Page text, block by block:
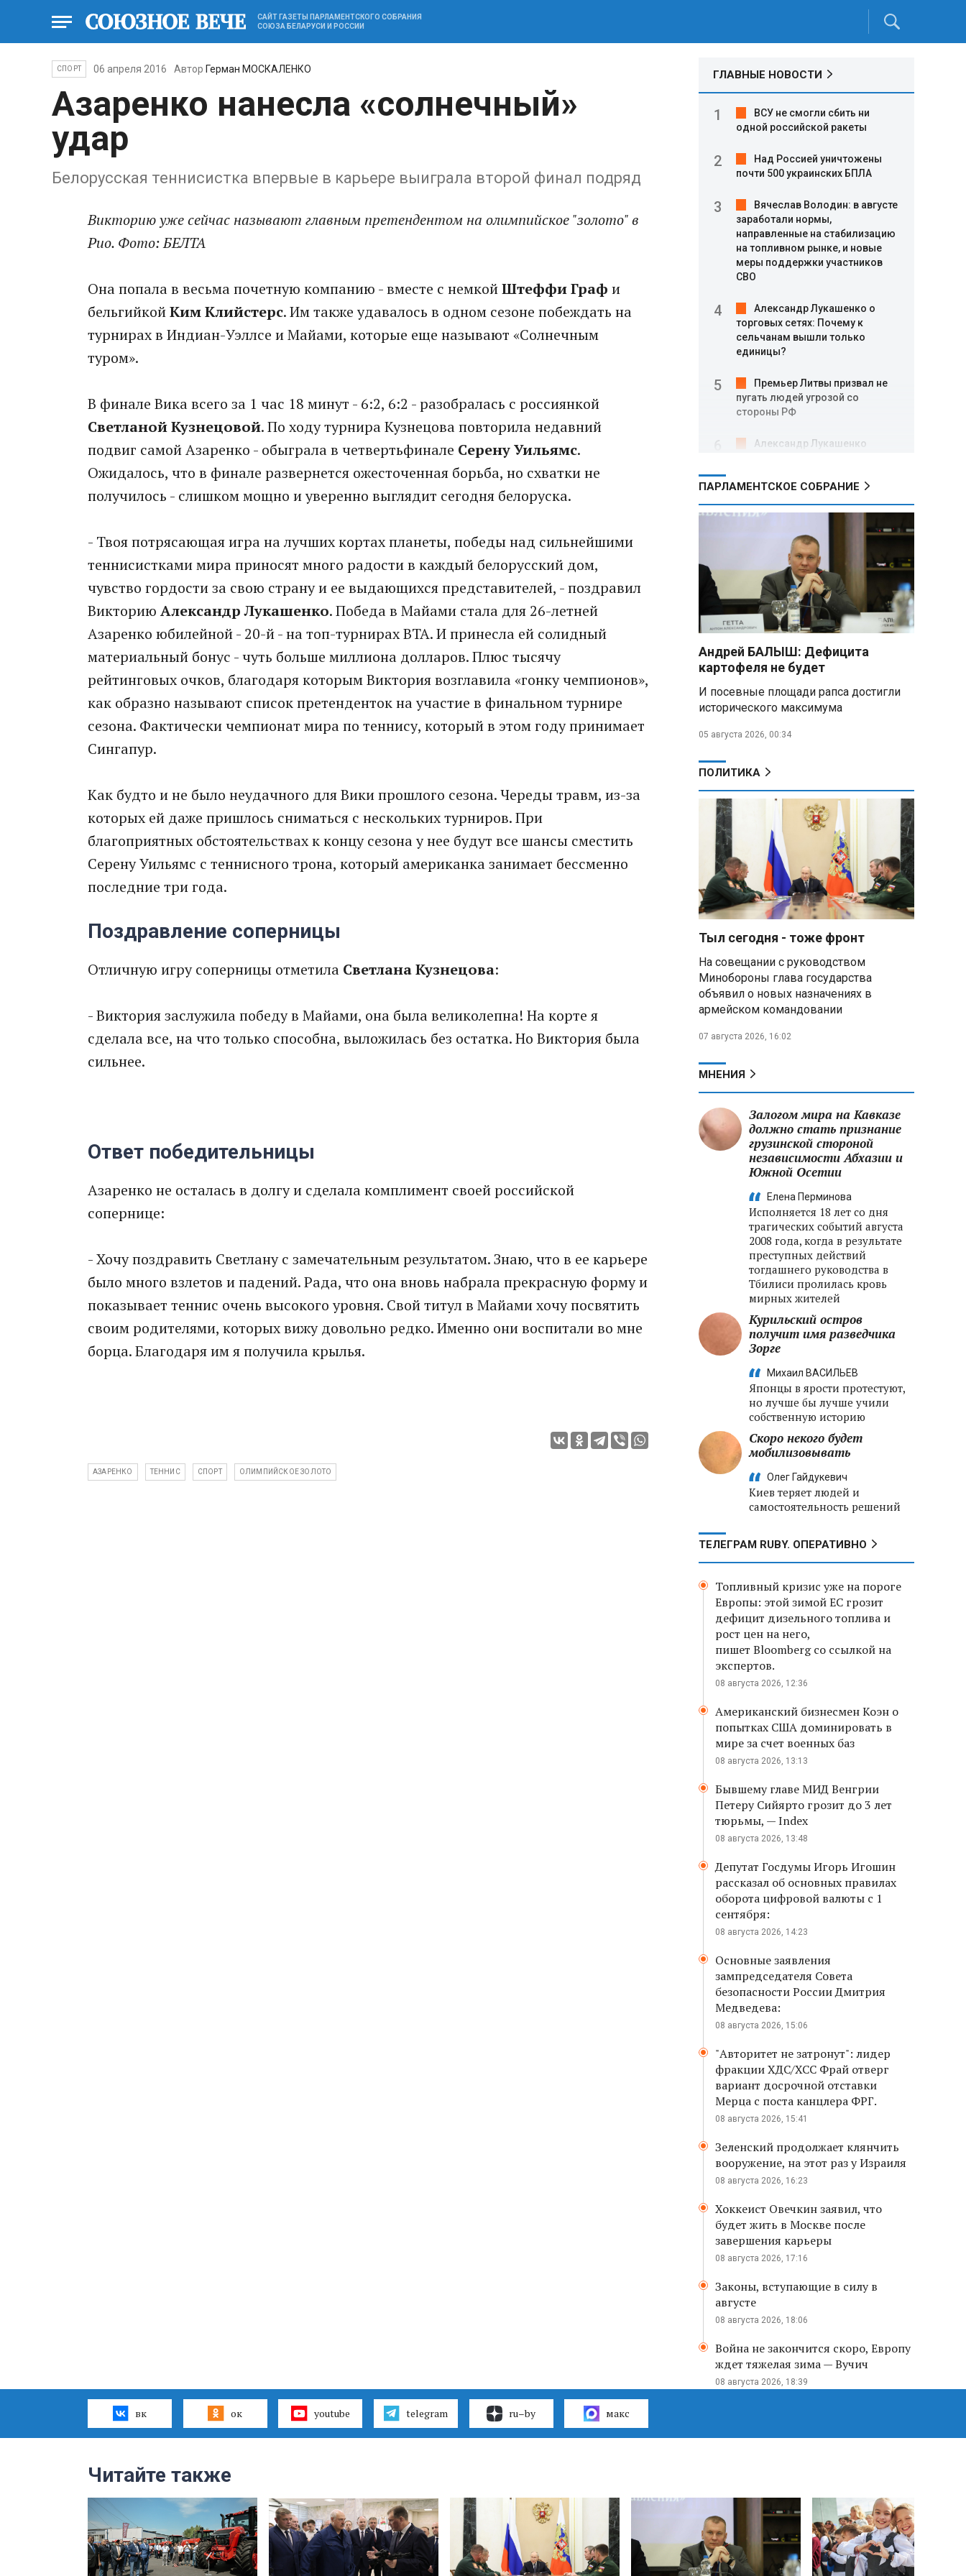
САЙТ ГАЗЕТЫ ПАРЛАМЕНТСКОГО СОБРАНИЯ
СОЮЗА БЕЛАРУСИ И РОССИИ
СПОРТ 06 апреля 2016 Автор Герман МОСКАЛЕНКО
Азаренко нанесла «солнечный»
удар
Белорусская теннисистка впервые в карьере выиграла второй финал подряд
Викторию уже сейчас называют главным претендентом на олимпийское "золото" в
Рио. Фото: БЕЛТА
Она попала в весьма почетную компанию - вместе с немкойШтеффи Граф и
бельгийкойКим Клийстерс. Им также удавалось в одном сезоне побеждать на
турнирах в Индиан-Уэллсе и Майами, которые еще называют «Солнечным
туром».
В финале Вика всего за 1 час 18 минут - 6:2, 6:2 - разобралась с россиянкой
Светланой Кузнецовой. По ходу турнира Кузнецова повторила недавний
подвиг самой Азаренко - обыграла в четвертьфинале Серену Уильямс.
Ожидалось, что в финале развернется ожесточенная борьба, но схватки не
получилось - слишком мощно и уверенно выглядит сегодня белоруска.
- Твоя потрясающая игра на лучших кортах планеты, победы над сильнейшими
теннисистками мира приносят много радости в каждый белорусский дом,
чувство гордости за свою страну и ее выдающихся представителей, - поздравил
Викторию Александр Лукашенко. Победа в Майами стала для 26-летней
Азаренко юбилейной - 20-й - на топ-турнирах ВТА. И принесла ей солидный
материальный бонус - чуть больше миллиона долларов. Плюс тысячу
рейтинговых очков, благодаря которым Виктория возглавила «гонку чемпионов»,
как образно называют список претенденток на участие в финальном турнире
сезона. Фактически чемпионат мира по теннису, который в этом году принимает
Сингапур.
Как будто и не было неудачного для Вики прошлого сезона. Череды травм, из-за
которых ей даже пришлось сниматься с нескольких турниров. При
благоприятных обстоятельствах к концу сезона у нее будут все шансы сместить
Серену Уильямс с теннисного трона, который американка занимает бессменно
последние три года.
Поздравление соперницы
Отличную игру соперницы отметила Светлана Кузнецова:
- Виктория заслужила победу в Майами, она была великолепна! На корте я
сделала все, на что только способна, выложилась без остатка. Но Виктория была
сильнее.
Ответ победительницы
Азаренко не осталась в долгу и сделала комплимент своей российской
сопернице:
- Хочу поздравить Светлану с замечательным результатом. Знаю, что в ее карьере
было много взлетов и падений. Рада, что она вновь набрала прекрасную форму и
показывает теннис очень высокого уровня. Свой титул в Майами хочу посвятить
своим родителями, которых вижу довольно редко. Именно они воспитали во мне
борца. Благодаря им я получила крылья.
АЗАРЕНКО ТЕННИС СПОРТ ОЛИМПИЙСКОЕ ЗОЛОТО
ГЛАВНЫЕ НОВОСТИ
ВСУ не смогли сбить ни
одной российской ракеты
Над Россией уничтожены
почти 500 украинских БПЛА
Вячеслав Володин: в августе
заработали нормы,
направленные на стабилизацию
на топливном рынке, и новые
меры поддержки участников
СВО
Александр Лукашенко о
торговых сетях: Почему к
сельчанам вышли только
единицы?
Премьер Литвы призвал не
пугать людей угрозой со
стороны РФ
Александр Лукашенко
НАТО
В Белгородской области при
новых атаках ВСУ пострадали
еще четыре человека
Александр Лукашенко о
работе Белкоопсоюза: «Если это
так, это жуть»
самых популярных зарубежных
городов у российских туристов
Минобороны РФ: при
освобождении Анискино ВСУ
военных сдалась в плен
Александр Лукашенко:
Россияне «услышали батьку» и
скупают пустующие дома в
белорусских деревнях
Алесандр Лукашенко назвал
работу сельской торговли
«неудовлетворительной» и
возмутился «просрочкой и
тухлятиной»
Владимир Путин обсудил с
меры по защите инфраструктуры
от терактов
Минобороны РФ: «Искандер»
ВСУ в Днепропетровской
e‑торговле, биржевому рынку и
ученым званиям
ПАРЛАМЕНТСКОЕ СОБРАНИЕ
Андрей БАЛЫШ: Дефицита
картофеля не будет
И посевные площади рапса достигли
исторического максимума
05 августа 2026, 00:34
ПОЛИТИКА
Тыл сегодня - тоже фронт
На совещании с руководством
Минобороны глава государства
объявил о новых назначениях в
армейском командовании
07 августа 2026, 16:02
МНЕНИЯ
Залогом мира на Кавказе
должно стать признание
грузинской стороной
независимости Абхазии и
Южной Осетии
Елена Перминова
Исполняется 18 лет со дня
трагических событий августа
2008 года, когда в результате
преступных действий
тогдашнего руководства в
Тбилиси пролилась кровь
мирных жителей
Курильский остров
получит имя разведчика
Зорге
Михаил ВАСИЛЬЕВ
Японцы в ярости протестуют,
но лучше бы лучше учили
собственную историю
Скоро некого будет
мобилизовывать
Олег Гайдукевич
Киев теряет людей и
самостоятельность решений
ТЕЛЕГРАМ RUBY. ОПЕРАТИВНО
Топливный кризис уже на пороге
Европы: этой зимой ЕС грозит
дефицит дизельного топлива и
рост цен на него,
пишет Bloomberg со ссылкой на
экспертов.
08 августа 2026, 12:36
Американский бизнесмен Коэн о
попытках США доминировать в
мире за счет военных баз
08 августа 2026, 13:13
Бывшему главе МИД Венгрии
Петеру Сийярто грозит до 3 лет
тюрьмы, — Index
08 августа 2026, 13:48
Депутат Госдумы Игорь Игошин
рассказал об основных правилах
оборота цифровой валюты с 1
сентября:
08 августа 2026, 14:23
Основные заявления
зампредседателя Совета
безопасности России Дмитрия
Медведева:
08 августа 2026, 15:06
"Авторитет не затронут": лидер
фракции ХДС/ХСС Фрай отверг
вариант досрочной отставки
Мерца с поста канцлера ФРГ.
08 августа 2026, 15:41
Зеленский продолжает клянчить
вооружение, на этот раз у Израиля
08 августа 2026, 16:23
Хоккеист Овечкин заявил, что
будет жить в Москве после
завершения карьеры
08 августа 2026, 17:16
Законы, вступающие в силу в
августе
08 августа 2026, 18:06
Война не закончится скоро, Европу
ждет тяжелая зима — Вучич
08 августа 2026, 18:39
вк ок youtube telegram ru–by макс
Читайте также